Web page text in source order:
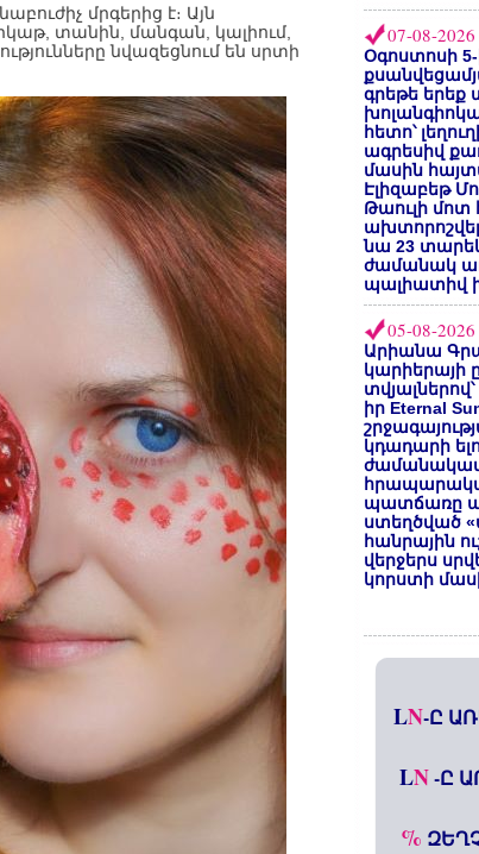
մրգերից է։ Այն
տանին, մանգան, կալիում,
նվազեցնում են սրտի
07-08-
Օգոստոսի
գրեթե
հետո՝
ագրեսիվ
մասին
Էլիզաբեթ
Թաուլի մոտ
նա 23
ժամանակ
պալիատիվ
05-08-
Արիանա
կարիերայի
իր Eternal
կդադարի
պատճառը
ստեղծված
հանրային
վերջերս
կորստի
LN-Ը
LN-Ը
%